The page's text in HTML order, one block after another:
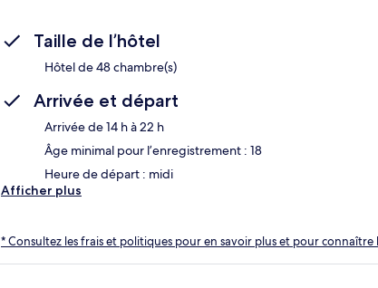
Taille de l’hôtel
Hôtel de 48 chambre(s)
Arrivée et départ
Arrivée de 14 h à 22 h
Âge minimal pour l’enregistrement : 18
Heure de départ : midi
Afficher plus
* Consultez les frais et politiques pour en savoir plus et pour connaître